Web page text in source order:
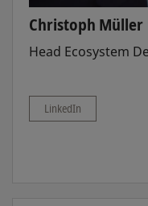
Christoph Müller
Head Ecosystem
LinkedIn